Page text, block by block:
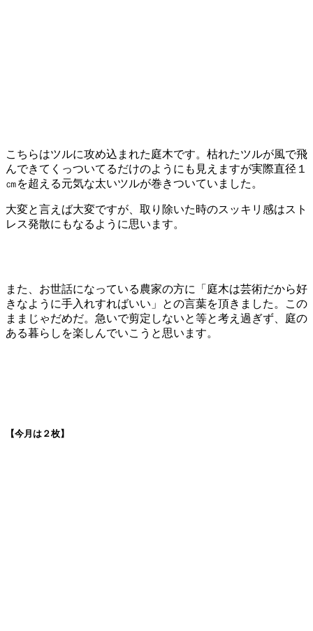
こちらはツルに攻め込まれた庭木です。枯れたツルが風で飛
んできてくっついてるだけのようにも見えますが実際直径１
㎝を超える元気な太いツルが巻きついていました。
大変と言えば大変ですが、取り除いた時のスッキリ感はスト
レス発散にもなるように思います。
また、お世話になっている農家の方に「庭木は芸術だから好
きなように手入れすればいい」との言葉を頂きました。この
ままじゃだめだ。急いで剪定しないと等と考え過ぎず、庭の
ある暮らしを楽しんでいこうと思います。
【今月は２枚】